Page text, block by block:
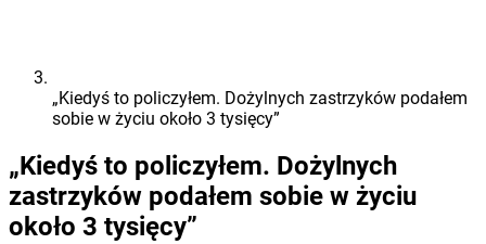
„Kiedyś to policzyłem. Dożylnych zastrzyków podałem
sobie w życiu około 3 tysięcy”
„Kiedyś to policzyłem. Dożylnych
zastrzyków podałem sobie w życiu
około 3 tysięcy”